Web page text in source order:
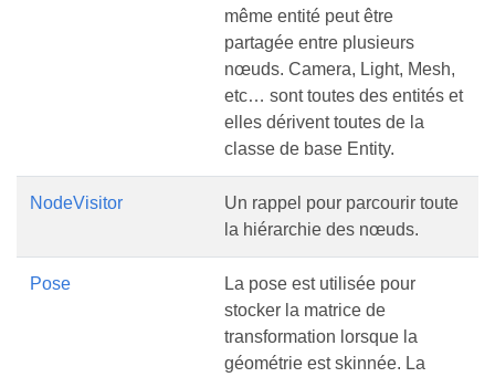
même entité peut être
partagée entre plusieurs
nœuds. Camera, Light, Mesh,
etc… sont toutes des entités et
elles dérivent toutes de la
classe de base Entity.
NodeVisitor
Un rappel pour parcourir toute
la hiérarchie des nœuds.
Pose
La pose est utilisée pour
stocker la matrice de
transformation lorsque la
géométrie est skinnée. La